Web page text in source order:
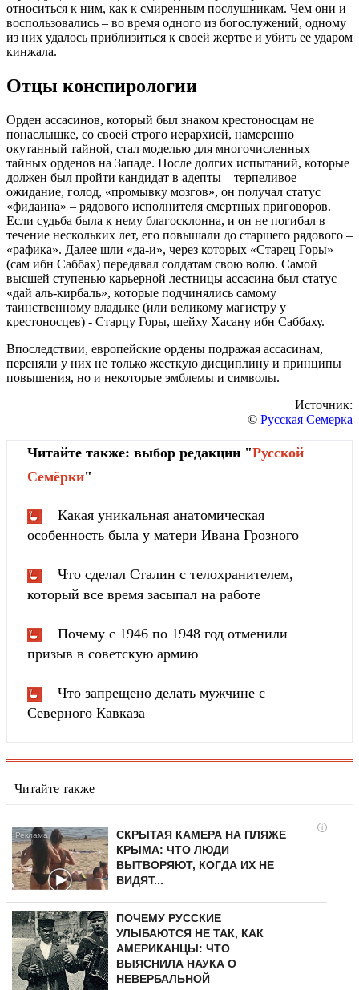
относиться к ним, как к смиренным послушникам. Чем они и
воспользовались – во время одного из богослужений, одному
из них удалось приблизиться к своей жертве и убить ее ударом
кинжала.
Отцы конспирологии
Орден ассасинов, который был знаком крестоносцам не
понаслышке, со своей строго иерархией, намеренно
окутанный тайной, стал моделью для многочисленных
тайных орденов на Западе. После долгих испытаний, которые
должен был пройти кандидат в адепты – терпеливое
ожидание, голод, «промывку мозгов», он получал статус
«фидаина» – рядового исполнителя смертных приговоров.
Если судьба была к нему благосклонна, и он не погибал в
течение нескольких лет, его повышали до старшего рядового –
«рафика». Далее шли «да-и», через которых «Старец Горы»
(сам ибн Саббах) передавал солдатам свою волю. Самой
высшей ступенью карьерной лестницы ассасина был статус
«дай аль-кирбаль», которые подчинялись самому
таинственному владыке (или великому магистру у
крестоносцев) - Старцу Горы, шейху Хасану ибн Саббаху.
Впоследствии, европейские ордены подражая ассасинам,
переняли у них не только жесткую дисциплину и принципы
повышения, но и некоторые эмблемы и символы.
Источник:
© Русская Семерка
Читайте также: выбор редакции "Русской
Cемёрки"
Какая уникальная анатомическая
особенность была у матери Ивана Грозного
Что сделал Сталин с телохранителем,
который все время засыпал на работе
Почему с 1946 по 1948 год отменили
призыв в советскую армию
Что запрещено делать мужчине с
Северного Кавказа
Читайте также
i
СКРЫТАЯ КАМЕРА НА ПЛЯЖЕ
КРЫМА: ЧТО ЛЮДИ
ВЫТВОРЯЮТ, КОГДА ИХ НЕ
ВИДЯТ...
ПОЧЕМУ РУССКИЕ
УЛЫБАЮТСЯ НЕ ТАК, КАК
АМЕРИКАНЦЫ: ЧТО
ВЫЯСНИЛА НАУКА О
НЕВЕРБАЛЬНОЙ